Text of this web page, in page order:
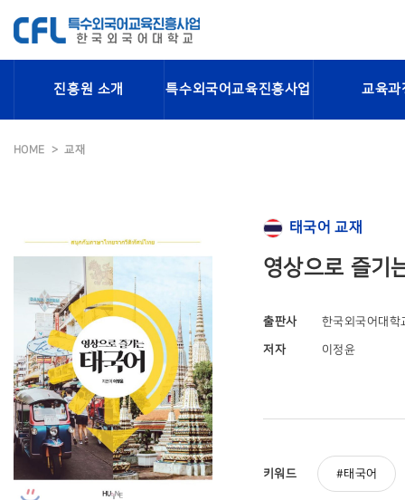
진흥원 소개 특수외국어교육진흥사업 교육과
HOME 교재
태국어 교재
영상으로 즐기
출판사 한국외국어대학
저자 이정윤
키워드 태국어